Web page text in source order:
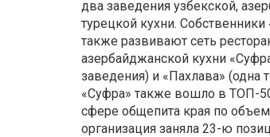
два заведения узбекской,
турецкой кухни.
также развивают сеть
азербайджанской кухни
заведения) и «Пахлава» (одна
«Суфра» также вошло в ТОП-
сфере общепита края по
организация заняла 23-ю